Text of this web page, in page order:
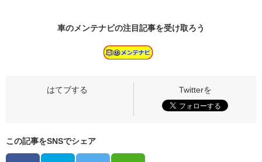
車のメンテナビの注目記事を受け取ろう
この記事をSNSでシェア